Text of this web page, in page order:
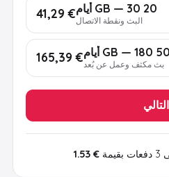
20 GB — 30 أيام
البث ونقطة الاتصال€ 41,29
50 GB — 180 أيام
بث مكثف وعمل عن بُعد€ 165,39
التالي
€ 1.53